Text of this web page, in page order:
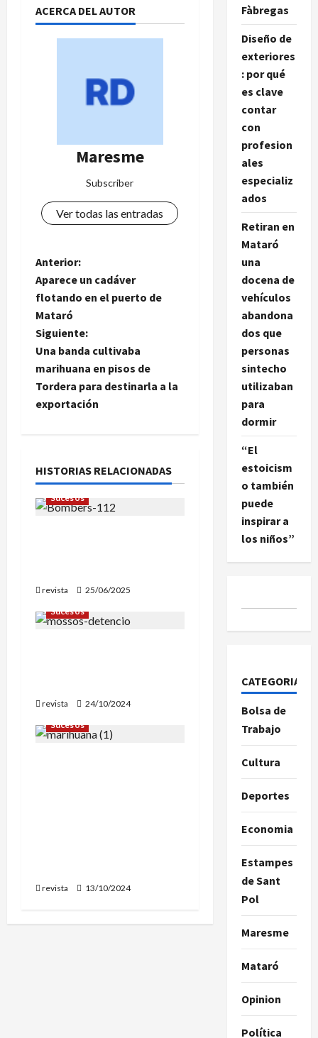
ACERCA DEL AUTOR
Maresme
Subscriber
Ver todas las entradas
N
a
v
e
g
a
i
ó
e
e
r
a
Anterior:
Aparece un cadáver
flotando en el puerto de
Mataró
Siguiente:
Una banda cultivaba
marihuana en pisos de
Tordera para destinarla a la
exportación
HISTORIAS RELACIONADAS
Sucesos
revista
25/06/2025
Sucesos
revista
24/10/2024
Sucesos
revista 13/10/2024
Fàbregas
Diseño de
exteriores
: por qué
es clave
contar
con
profesion
ales
especializ
ados
Retiran en
Mataró
una
docena de
vehículos
abandona
dos que
personas
sintecho
utilizaban
para
dormir
“El
estoicism
o también
puede
inspirar a
los niños”
CATEGORIAS
Bolsa de
Trabajo
Cultura
Deportes
Economia
Estampes
de Sant
Pol
Maresme
Mataró
Opinion
Política